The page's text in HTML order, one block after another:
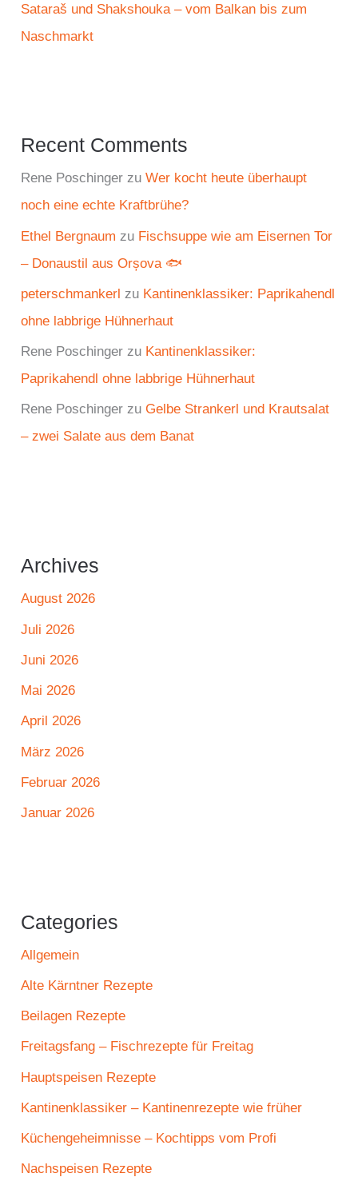
Sataraš und Shakshouka – vom Balkan bis zum
Naschmarkt
Recent Comments
Rene Poschinger zuWer kocht heute überhaupt
noch eine echte Kraftbrühe?
Ethel Bergnaum zu Fischsuppe wie am Eisernen Tor
– Donaustil aus Orșova 🐟
peterschmankerl zu Kantinenklassiker: Paprikahendl
ohne labbrige Hühnerhaut
Rene Poschinger zu Kantinenklassiker:
Paprikahendl ohne labbrige Hühnerhaut
Rene Poschinger zuGelbe Strankerl und Krautsalat
– zwei Salate aus dem Banat
Archives
August 2026
Juli 2026
Juni 2026
Mai 2026
April 2026
März 2026
Februar 2026
Januar 2026
Categories
Allgemein
Alte Kärntner Rezepte
Beilagen Rezepte
Freitagsfang – Fischrezepte für Freitag
Hauptspeisen Rezepte
Kantinenklassiker – Kantinenrezepte wie früher
Küchengeheimnisse – Kochtipps vom Profi
Nachspeisen Rezepte